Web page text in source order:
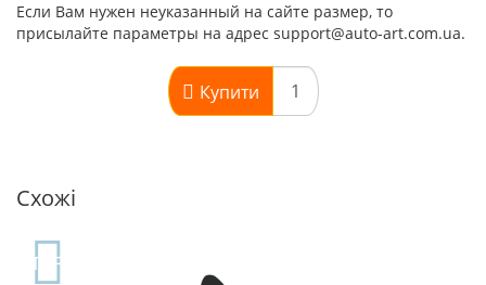
Если Вам нужен неуказанный на сайте размер, то
присылайте параметры на адрес support@auto-art.com.ua.
Купити
Схожі
TOP